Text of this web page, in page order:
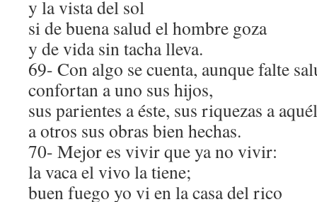
y la vista del sol
si de buena salud el hombre goza
y de vida sin tacha lleva.
69- Con algo se cuenta, aunque falte
confortan a uno sus hijos,
sus parientes a éste, sus riquezas a
a otros sus obras bien hechas.
70- Mejor es vivir que ya no vivir:
la vaca el vivo la tiene;
buen fuego yo vi en la casa del rico